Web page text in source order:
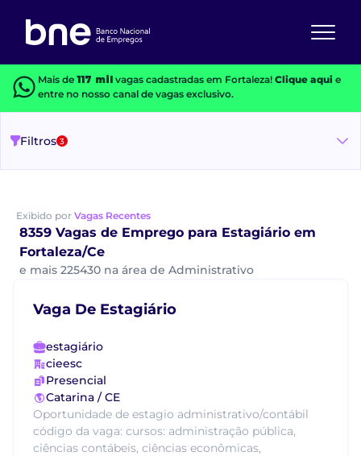
Mais de 117 milvagas cadastradas em Fortaleza! Clique aquie
entre no nosso canal de vagas exclusivo.
Filtros 3
Exibido por Vagas Recentes
8359 Vagas de Emprego para Estagiário em
Fortaleza/Ce
e mais 225430 na área de Administrativo
Vaga De Estagiário
estagiário
cieesc
Presencial
Catarina / CE
Oportunidade de estagio administrativo/contábil
código da vaga: cursos: administração pública,
ciências contábeis, ciências econômicas,